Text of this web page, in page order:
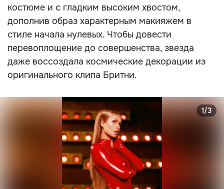
костюме и с гладким высоким хвостом,
дополнив образ характерным макияжем в
стиле начала нулевых. Чтобы довести
перевоплощение до совершенства, звезда
даже воссоздала космические декорации из
оригинального клипа Бритни.
1/3